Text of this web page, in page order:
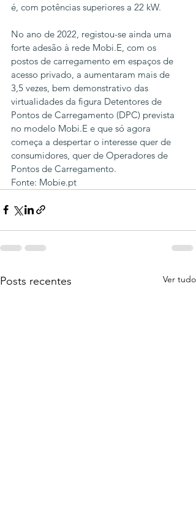
é, com potências superiores a 22 kW.
No ano de 2022, registou-se ainda uma
forte adesão à rede Mobi.E, com os
postos de carregamento em espaços de
acesso privado, a aumentaram mais de
3,5 vezes, bem demonstrativo das
virtualidades da figura Detentores de
Pontos de Carregamento (DPC) prevista
no modelo Mobi.E e que só agora
começa a despertar o interesse quer de
consumidores, quer de Operadores de
Pontos de Carregamento.
Fonte: Mobie.pt
Posts recentes Ver tudo